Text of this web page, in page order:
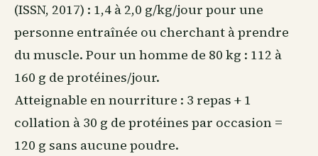
(ISSN, 2017) : 1,4 à 2,0 g/kg/jour pour une
personne entraînée ou cherchant à prendre
du muscle. Pour un homme de 80 kg : 112 à
160 g de protéines/jour.
Atteignable en nourriture : 3 repas + 1
collation à 30 g de protéines par occasion =
120 g sans aucune poudre.